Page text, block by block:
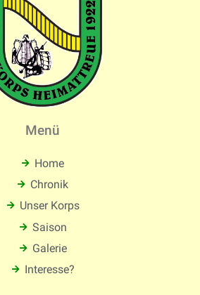
Menü
Home
Chronik
Unser Korps
Saison
Galerie
Interesse?